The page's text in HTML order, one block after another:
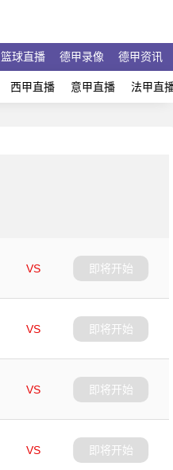
篮球直播 德甲录像 德甲资讯
西甲直播 意甲直播 法甲直
VS
即将开始
VS
即将开始
VS
即将开始
VS
即将开始